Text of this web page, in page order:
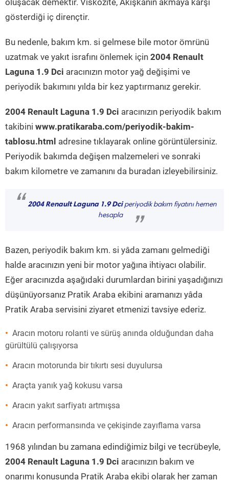
oluşacak demektir. Viskozite, Akışkanın akmaya karşı
gösterdiği iç dirençtir.
Bu nedenle, bakım km. si gelmese bile motor ömrünü
uzatmak ve yakıt israfını önlemek için 2004 Renault
Laguna 1.9 Dci aracınızın motor yağ değişimi ve
periyodik bakımını yılda bir kez yaptırmanız gerekir.
2004 Renault Laguna 1.9 Dci aracınızın periyodik bakım
takibini www.pratikaraba.com/periyodik-bakim-
tablosu.html adresine tıklayarak online görüntülersiniz.
Periyodik bakımda değişen malzemeleri ve sonraki
bakım kilometre ve zamanını da buradan izleyebilirsiniz.
“ 2004 Renault Laguna 1.9 Dciperiyodik bakım fiyatını hemen
hesapla
”
Bazen, periyodik bakım km. si yâda zamanı gelmediği
halde aracınızın yeni bir motor yağına ihtiyacı olabilir.
Eğer aracınızda aşağıdaki durumlardan birini yaşadığınızı
düşünüyorsanız Pratik Araba ekibini aramanızı yâda
Pratik Araba servisini ziyaret etmenizi tavsiye ederiz.
Aracın motoru rolanti ve sürüş anında olduğundan daha
gürültülü çalışıyorsa
Aracın motorunda bir tıkırtı sesi duyulursa
Araçta yanık yağ kokusu varsa
Aracın yakıt sarfiyatı artmışsa
Aracın performansında ve çekişinde zayıflama varsa
1968 yılından bu zamana edindiğimiz bilgi ve tecrübeyle,
2004 Renault Laguna 1.9 Dci aracınızın bakım ve
onarımı konusunda Pratik Araba ekibi olarak her zaman